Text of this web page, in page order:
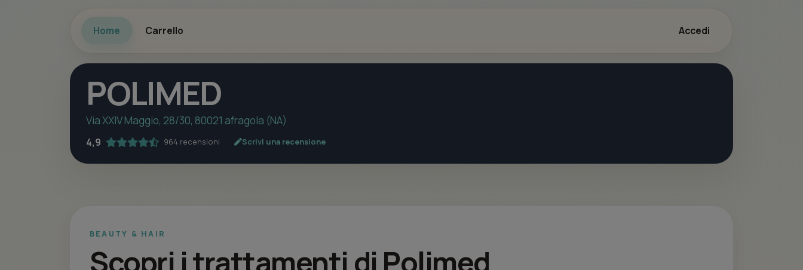
Home Carrello Accedi
POLIMED
Via XXIV Maggio, 28/30, 80021 afragola (NA)
4,9 964 recensioni Scrivi una recensione
BEAUTY & HAIR